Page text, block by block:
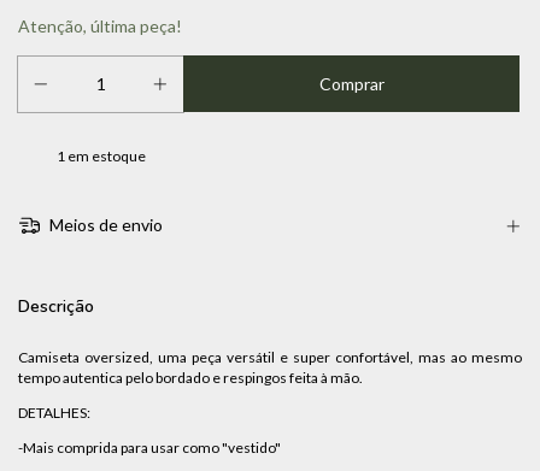
Atenção, última peça!
1em estoque
Meios de envio
Descrição
Camiseta oversized, uma peça versátil e super confortável, mas ao mesmo
tempo autentica pelo bordado e respingos feita à mão.
DETALHES:
-Mais comprida para usar como "vestido"